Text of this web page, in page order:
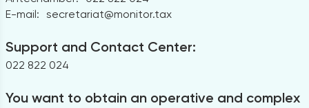
E-mail: secretariat@monitor.tax
Support and Contact Center:
022 822 024
You want to obtain an operative and complex